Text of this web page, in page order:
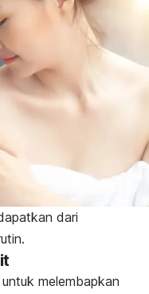
dari
melembapkan